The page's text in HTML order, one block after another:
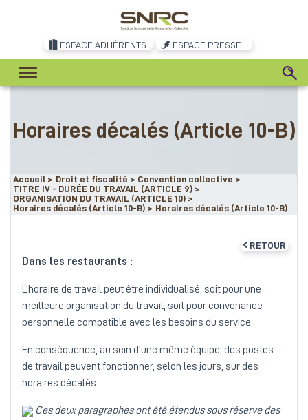
ESPACE ADHÉRENTS ESPACE PRESSE
Horaires décalés (Article 10-B)
Accueil > Droit et fiscalité > Convention collective >
TITRE IV - DURÉE DU TRAVAIL (ARTICLE 9) >
ORGANISATION DU TRAVAIL (ARTICLE 10) >
Horaires décalés (Article 10-B) > Horaires décalés (Article 10-B)
RETOUR
Dans les restaurants :
L’horaire de travail peut être individualisé, soit pour une
meilleure organisation du travail, soit pour convenance
personnelle compatible avec les besoins du service.
En conséquence, au sein d’une même équipe, des postes
de travail peuvent fonctionner, selon les jours, sur des
horaires décalés.
Ces deux paragraphes ont été étendus sous réserve des